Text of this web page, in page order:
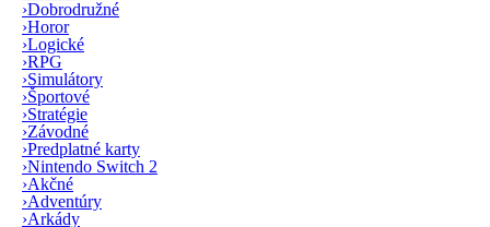
›Dobrodružné
›Horor
›Logické
›RPG
›Simulátory
›Športové
›Stratégie
›Závodné
›Predplatné karty
›Nintendo Switch 2
›Akčné
›Adventúry
›Arkády